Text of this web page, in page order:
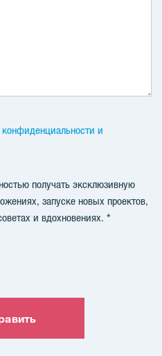
и
получать эксклюзивную
запуске новых проектов,
и ​​вдохновениях.